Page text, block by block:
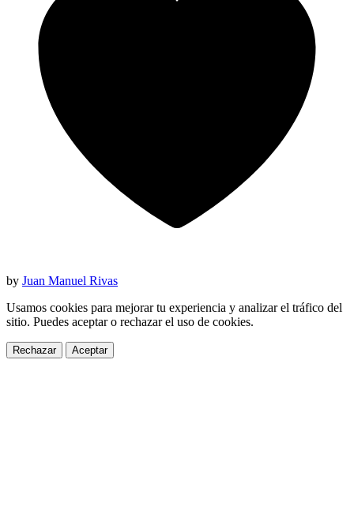
by Juan Manuel Rivas
Usamos cookies para mejorar tu experiencia y analizar el tráfico del
sitio. Puedes aceptar o rechazar el uso de cookies.
Rechazar Aceptar